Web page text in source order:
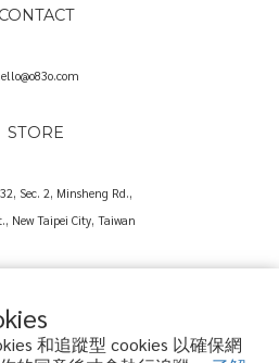
和追蹤型 cookies 以確保網
CONTACT
STORE
Sec. 2, Minsheng Rd.,
New Taipei City, Taiwan